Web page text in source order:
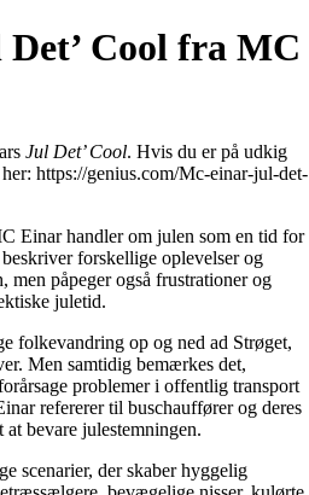
Cool fra MC
Jul Det’ Cool. Hvis du er på udkig
https://genius.com/Mc-einar-jul-det-
Einar handler om julen som en tid for
forskellige oplevelser og
men påpeger også frustrationer og
juletid.
folkevandring op og ned ad Strøget,
Men samtidig bemærkes det,
problemer i offentlig transport
refererer til buschauffører og deres
bevare julestemningen.
scenarier, der skaber hyggelig